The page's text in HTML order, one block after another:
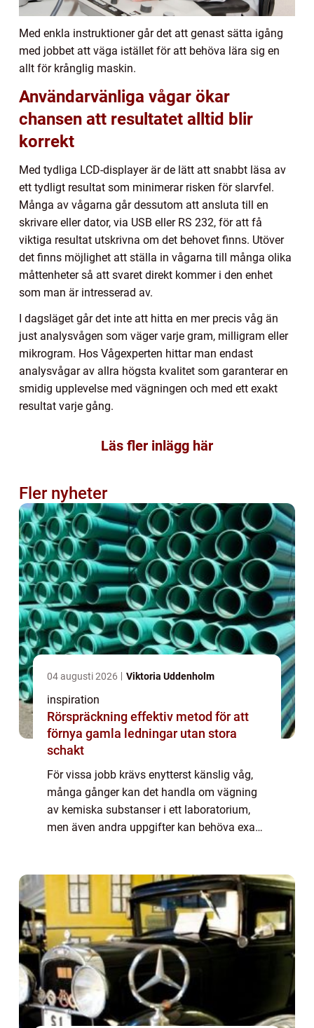
Med enkla instruktioner går det att genast sätta igång
med jobbet att väga istället för att behöva lära sig en
allt för krånglig maskin.
Användarvänliga vågar ökar
chansen att resultatet alltid blir
korrekt
Med tydliga LCD-displayer är de lätt att snabbt läsa av
ett tydligt resultat som minimerar risken för slarvfel.
Många av vågarna går dessutom att ansluta till en
skrivare eller dator, via USB eller RS 232, för att få
viktiga resultat utskrivna om det behovet finns. Utöver
det finns möjlighet att ställa in vågarna till många olika
måttenheter så att svaret direkt kommer i den enhet
som man är intresserad av.
I dagsläget går det inte att hitta en mer precis våg än
just analysvågen som väger varje gram, milligram eller
mikrogram. Hos Vågexperten hittar man endast
analysvågar av allra högsta kvalitet som garanterar en
smidig upplevelse med vägningen och med ett exakt
resultat varje gång.
Läs fler inlägg här
Fler nyheter
04 augusti 2026 Viktoria Uddenholm
inspiration
Rörspräckning effektiv metod för att
förnya gamla ledningar utan stora
schakt
För vissa jobb krävs enytterst känslig våg,
många gånger kan det handla om vägning
av kemiska substanser i ett laboratorium,
men även andra uppgifter kan behöva exakt
...